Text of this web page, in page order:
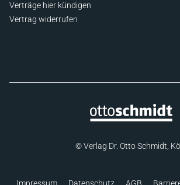
Verträge hier kündigen
Vertrag widerrufen
© Verlag Dr. Otto Schmidt,